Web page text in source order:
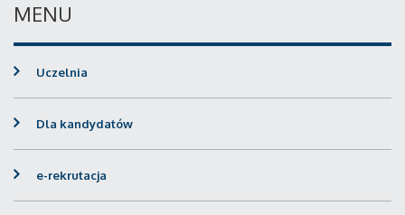
MENU
Uczelnia
Dla kandydatów
e-rekrutacja